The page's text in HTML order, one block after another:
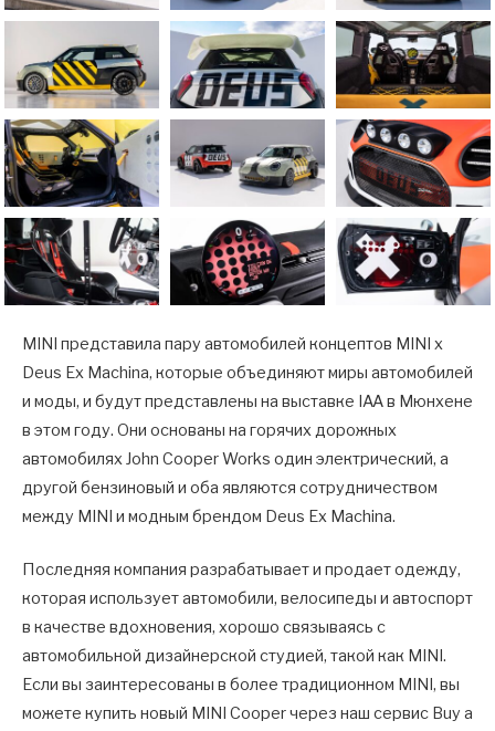
MINI представила пару автомобилей концептов MINI x
Deus Ex Machina, которые объединяют миры автомобилей
и моды, и будут представлены на выставке IAA в Мюнхене
в этом году. Они основаны на горячих дорожных
автомобилях John Cooper Works один электрический, а
другой бензиновый и оба являются сотрудничеством
между MINI и модным брендом Deus Ex Machina.
Последняя компания разрабатывает и продает одежду,
которая использует автомобили, велосипеды и автоспорт
в качестве вдохновения, хорошо связываясь с
автомобильной дизайнерской студией, такой как MINI.
Если вы заинтересованы в более традиционном MINI, вы
можете купить новый MINI Cooper через наш сервис Buy a